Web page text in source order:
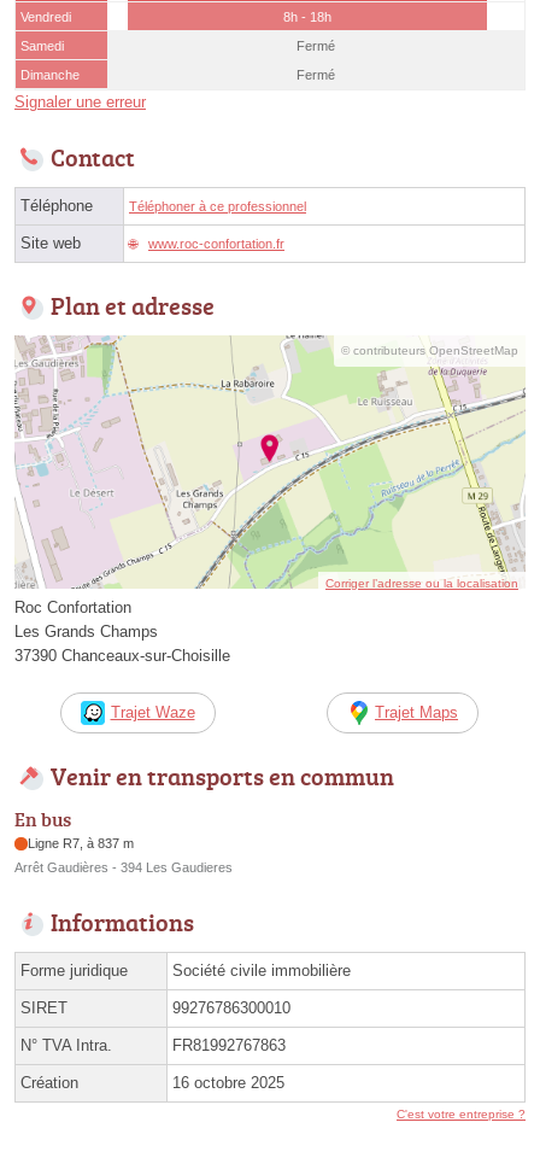
Vendredi
8h - 18h
Samedi
Fermé
Dimanche
Fermé
Signaler une erreur
Contact
Téléphone Téléphoner à ce professionnel
Site web www.roc-confortation.fr
Plan et adresse
© contributeurs OpenStreetMap
Corriger l’adresse ou la localisation
Roc Confortation
Les Grands Champs
37390 Chanceaux-sur-Choisille
Trajet Waze Trajet Maps
Venir en transports en commun
En bus
Ligne R7, à 837 m
Arrêt Gaudières - 394 Les Gaudieres
Informations
Forme juridique Société civile immobilière
SIRET 99276786300010
N° TVA Intra. FR81992767863
Création 16 octobre 2025
C'est votre entreprise ?